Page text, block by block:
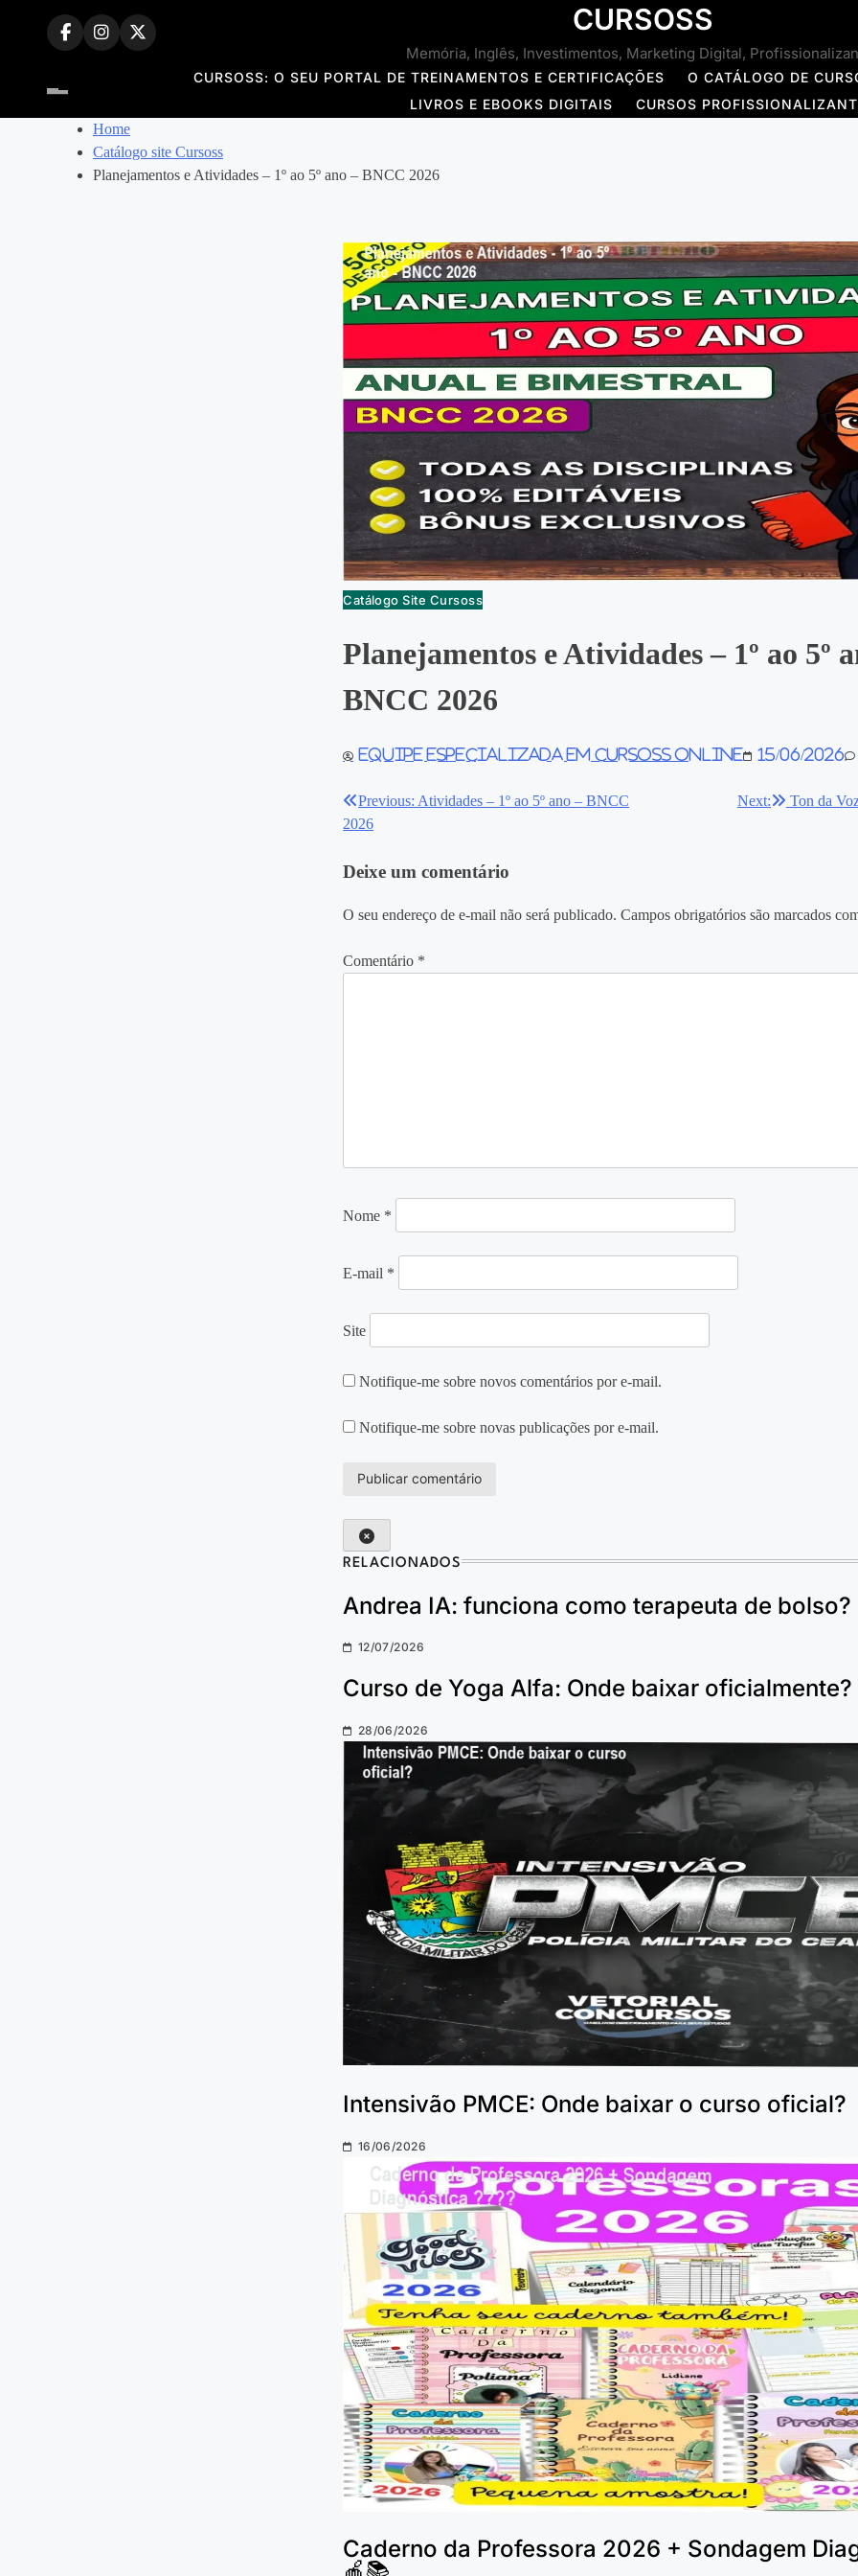
CURSOSS
Memória, Inglês, Investimentos, Marketing Digital,
CURSOSS: O SEU PORTAL DE TREINAMENTOS E CERTIFICAÇÕES
O CATÁLOGO DE
LIVROS E EBOOKS DIGITAIS
CURSOS
Home
Catálogo site Cursoss
Planejamentos e Atividades – 1º ao 5º ano – BNCC 2026
Catálogo Site Cursoss
Planejamentos e Atividades – 1º ao 5º
BNCC 2026
Equipe especializada em Cursoss Online 15/06/2026
Navegação
Post
Previous: Atividades – 1º ao 5º ano – BNCC
2026
Next: Ton da
Deixe um comentário
O seu endereço de e-mail não será publicado. Campos obrigatórios são marcados
Comentário *
Nome *
E-mail *
Site
Notifique-me sobre novos comentários por e-mail.
Notifique-me sobre novas publicações por e-mail.
RELACIONADOS
Andrea IA: funciona como terapeuta de bolso?
12/07/2026
Curso de Yoga Alfa: Onde baixar oficialmente?
28/06/2026
Intensivão PMCE: Onde baixar o curso oficial?
16/06/2026
Caderno da Professora 2026 + Sondagem